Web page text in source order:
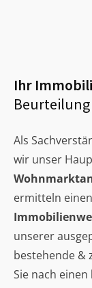
Ihr
Als
wir unser
ermitteln
unserer
bestehende &
Sie nach einen